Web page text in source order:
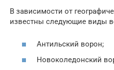
В зависимости от
известны следующие виды
Антильский ворон;
Новоколедонский